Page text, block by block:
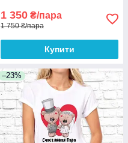
1 350 ₴/пара
1 750 ₴/пара
Купити
–23%